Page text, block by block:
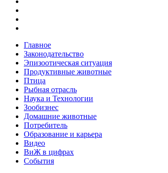
Главное
Законодательство
Эпизоотическая ситуация
Продуктивные животные
Птица
Рыбная отрасль
Наука и Технологии
Зообизнес
Домашние животные
Потребитель
Образование и карьера
Видео
ВиЖ в цифрах
События